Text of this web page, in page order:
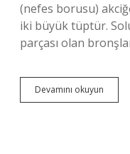
(nefes borusu)
iki büyük tüptür.
parçası olan
Devamını okuyun
Nerede